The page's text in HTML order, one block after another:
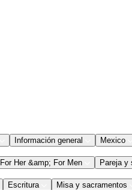
Información general Mexico
For Her &amp; For Men Pareja y
Escritura Misa y sacramentos